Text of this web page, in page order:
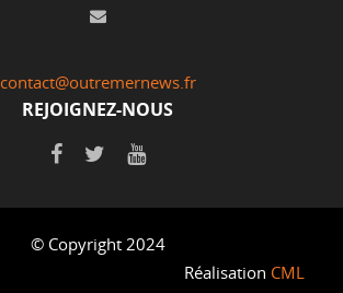
contact@outremernews.fr
REJOIGNEZ-NOUS
© Copyright 2024
Réalisation CML